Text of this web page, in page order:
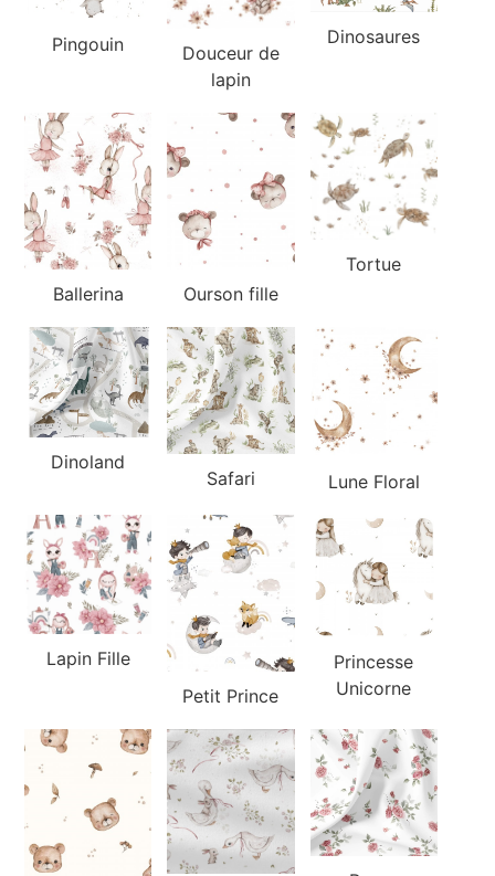
Pingouin
Douceur de
lapin
Dinosaures
Ballerina Ourson fille
Tortue
Dinoland
Safari Lune Floral
Lapin Fille
Petit Prince
Princesse
Unicorne